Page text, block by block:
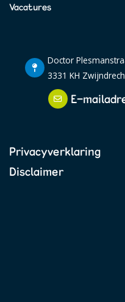
Vacatures
Doctor
3331 KH
E-
Privacyverklaring
Disclaimer